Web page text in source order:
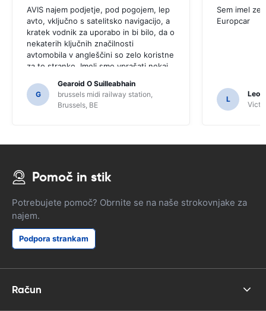
AVIS najem podjetje, pod pogojem, lep
avto, vključno s satelitsko navigacijo, a
kratek vodnik za uporabo in bi bilo, da o
nekaterih ključnih značilnosti
avtomobila v angleščini so zelo koristne
za to stranko. Imeli smo vprašati nekaj
jih morda ne bi pogruntal funkcije SAT
NAV.
G
Gearoid O Suilleabhain
brussels midi railway station,
Brussels, BE
Sem imel
Europcar
L
Pomoč in stik
Potrebujete pomoč? Obrnite se na naše strokovnjake za
najem.
Podpora strankam
Račun